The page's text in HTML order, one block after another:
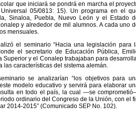
que iniciará se pondrá en marcha el
05/0813: 15). Un programa en el
Sinaloa, Puebla, Nuevo León y el Estado
y alrededor de mil alumnos. A cada uno
mensuales.
el seminario “Hacia una legislación para
el secretario de Educación Pública,
y el Conalep trabajaban para
características del sistema alemán.
se analizarían “los objetivos para
modelo educativo y servirá para elaborar
en todo el país, la cual —se
ordinario del Congreso de la Unión, con el
2014-2015” (Comunicado SEP No. 102).